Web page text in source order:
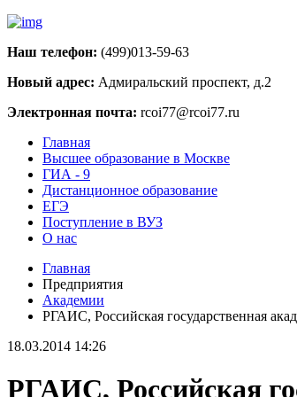
Наш телефон: (499)013-59-63
Новый адрес: Адмиральский проспект, д.2
Электронная почта: rcoi77@rcoi77.ru
Главная
Высшее образование в Москве
ГИА - 9
Дистанционное образование
ЕГЭ
Поступление в ВУЗ
О нас
Главная
Предприятия
Академии
РГАИС, Российская государственная
18.03.2014 14:26
РГАИС, Российская